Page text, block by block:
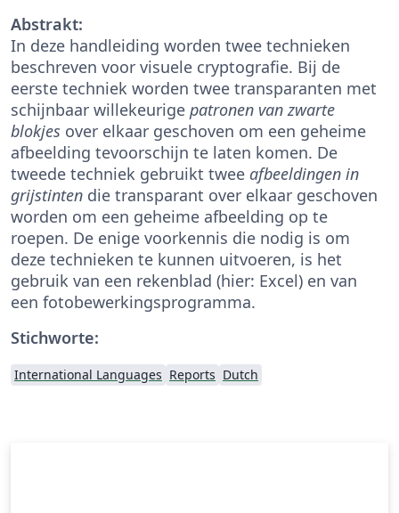
Abstrakt:
In deze handleiding worden twee technieken
beschreven voor visuele cryptografie. Bij de
eerste techniek worden twee transparanten met
schijnbaar willekeurige patronen van zwarte
blokjes over elkaar geschoven om een geheime
afbeelding tevoorschijn te laten komen. De
tweede techniek gebruikt twee afbeeldingen in
grijstinten die transparant over elkaar geschoven
worden om een geheime afbeelding op te
roepen. De enige voorkennis die nodig is om
deze technieken te kunnen uitvoeren, is het
gebruik van een rekenblad (hier: Excel) en van
een fotobewerkingsprogramma.
Stichworte:
International Languages Reports Dutch